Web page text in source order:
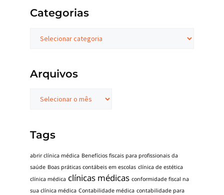
Categorias
Arquivos
Tags
abrir clínica médica Benefícios fiscais para profissionais da
saúde Boas práticas contábeis em escolas clínica de estética
clínica médica clínicas médicas conformidade fiscal na
sua clínica médica Contabilidade médica contabilidade para